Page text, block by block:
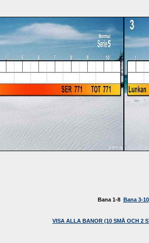
Bana 1-8 Bana 3-10
VISA ALLA BANOR (10 SMÅ OCH 2